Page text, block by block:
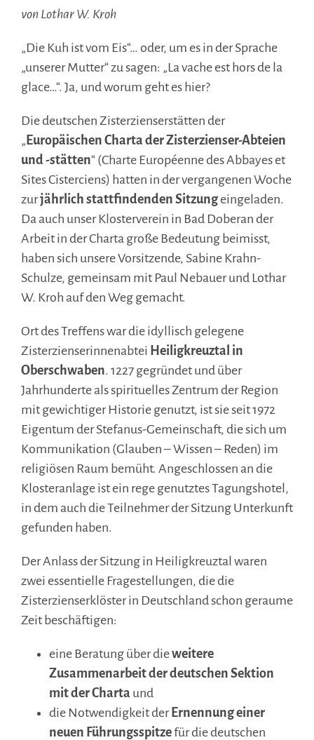
von Lothar W. Kroh
„Die Kuh ist vom Eis“… oder, um es in der Sprache
„unserer Mutter“ zu sagen: „La vache est hors de la
glace…“. Ja, und worum geht es hier?
Die deutschen Zisterzienserstätten der
„Europäischen Charta der Zisterzienser-Abteien
und -stätten“ (Charte Européenne des Abbayes et
Sites Cisterciens) hatten in der vergangenen Woche
zurjährlich stattfindenden Sitzungeingeladen.
Da auch unser Klosterverein in Bad Doberan der
Arbeit in der Charta große Bedeutung beimisst,
haben sich unsere Vorsitzende, Sabine Krahn-
Schulze, gemeinsam mit Paul Nebauer und Lothar
W. Kroh auf den Weg gemacht.
Ort des Treffens war die idyllisch gelegene
Zisterzienserinnenabtei Heiligkreuztal in
Oberschwaben. 1227 gegründet und über
Jahrhunderte als spirituelles Zentrum der Region
mit gewichtiger Historie genutzt, ist sie seit 1972
Eigentum der Stefanus-Gemeinschaft, die sich um
Kommunikation (Glauben – Wissen – Reden) im
religiösen Raum bemüht. Angeschlossen an die
Klosteranlage ist ein rege genutztes Tagungshotel,
in dem auch die Teilnehmer der Sitzung Unterkunft
gefunden haben.
Der Anlass der Sitzung in Heiligkreuztal waren
zwei essentielle Fragestellungen, die die
Zisterzienserklöster in Deutschland schon geraume
Zeit beschäftigen:
eine Beratung über dieweitere
Zusammenarbeit der deutschen Sektion
mit der Charta und
die Notwendigkeit derErnennung einer
neuen Führungsspitzefür die deutschen